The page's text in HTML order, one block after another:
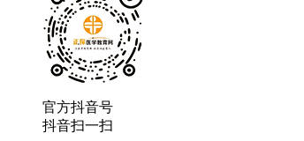
官方抖音号
抖音扫一扫